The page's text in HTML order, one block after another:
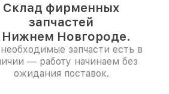
Склад фирменных
запчастей
Нижнем Новгороде.
запчасти есть в
— работу начинаем без
ожидания поставок.